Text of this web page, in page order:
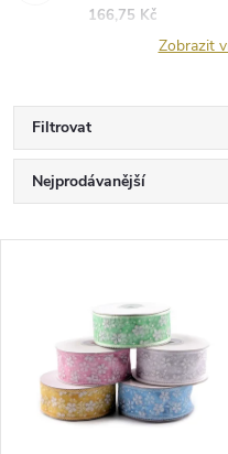
166,75 Kč
Zobrazit
Filtrovat
Ř
a
Nejprodávanější
Abecedně